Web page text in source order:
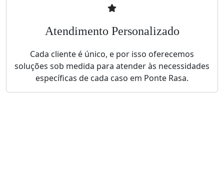
Atendimento Personalizado
Cada cliente é único, e por isso oferecemos
soluções sob medida para atender às necessidades
específicas de cada caso em Ponte Rasa.